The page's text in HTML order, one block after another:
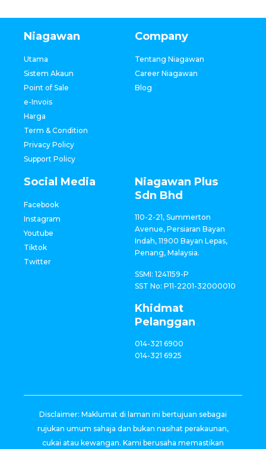
Niagawan
Utama
Sistem Akaun
Point of Sale
e-Invois
Harga
Term & Condition
Privacy Policy
Support Policy
Company
Tentang Niagawan
Career Niagawan
Blog
Social Media
Facebook
Instagram
Youtube
Tiktok
Twitter
Niagawan Plus
Sdn Bhd
110-2-21, Summerton
Avenue, Persiaran Bayan
Indah, 11900 Bayan Lepas,
Penang, Malaysia.
SSMI: 1241159-P
SST No: P11-2201-32000010
Khidmat
Pelanggan
014-321 6900
014-321 6925
Disclaimer: Maklumat di laman ini bertujuan sebagai
rujukan umum sahaja dan bukan nasihat perakaunan,
cukai atau kewangan. Kami berusaha memastikan